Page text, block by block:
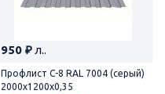
950 ₽ л..
Профлист С-8 RAL 7004 (серый)
2000х1200х0,35